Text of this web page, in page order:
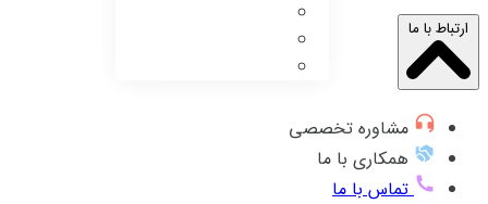
ارتباط با ما
مشاوره تخصصی
همکاری با ما
تماس با ما